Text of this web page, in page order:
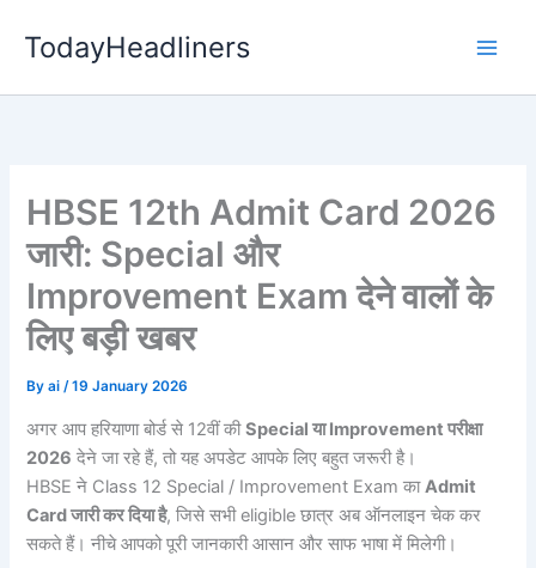
TodayHeadliners
HBSE 12th Admit Card 2026
जारी: Special और
Improvement Exam देने वालों के
लिए बड़ी खबर
Byai/19 January 2026
अगर आप हरियाणा बोर्ड से 12वीं कीSpecial या Improvement परीक्षा
2026 देने जा रहे हैं, तो यह अपडेट आपके लिए बहुत जरूरी है।
HBSE ने Class 12 Special / Improvement Exam काAdmit
Card जारी कर दिया है, जिसे सभी eligible छात्र अब ऑनलाइन चेक कर
सकते हैं। नीचे आपको पूरी जानकारी आसान और साफ भाषा में मिलेगी।